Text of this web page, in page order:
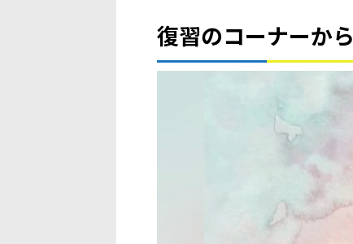
復習のコーナーから